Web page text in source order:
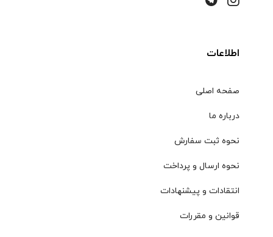
اطلاعات
صفحه اصلی
درباره ما
نحوه ثبت سفارش
نحوه ارسال و پرداخت
انتقادات و پیشنهادات
قوانین و مقررات